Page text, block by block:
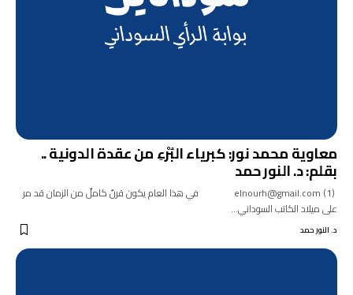
معاوية محمد نور: كبرياء البُرْءِ من عقدة الدونية ..
بقلم: د. النور حمد
(1) elnourh@gmail.com في هذا العام يكون قرنٌ كاملٌ من الزمان قد مر
على ميلاد الكاتب السوداني…
د. النور حمد